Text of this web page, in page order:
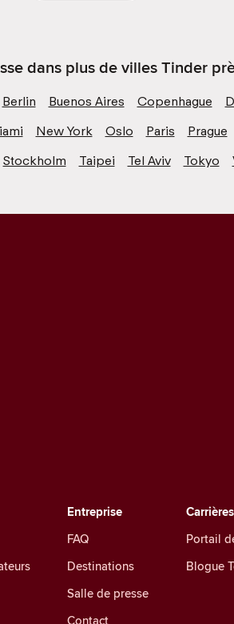
dans plus de villes Tinder
Berlin Buenos Aires Copenhague
New York Oslo Paris Prague
Stockholm Taipei Tel Aviv Tokyo
Carrières
Portail
Blogue
Entreprise
FAQ
Destinations
Salle de presse
Contact